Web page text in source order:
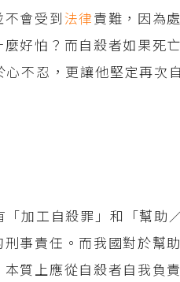
會受到法律責難，因為
好怕？而自殺者如果死
不忍，更讓他堅定再次
加工自殺罪」和「幫助
事責任。而我國對於幫
質上應從自殺者自我負